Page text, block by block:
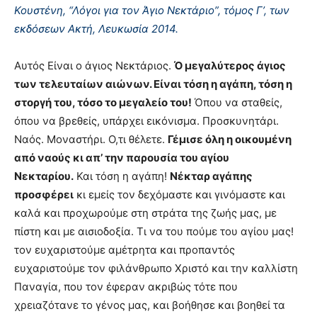
Κουστένη, “Λόγοι για τον Άγιο Νεκτάριο”, τόμος Γ’, των
εκδόσεων Ακτή, Λευκωσία 2014.
Αυτός Είναι ο άγιος Νεκτάριος. Ό μεγαλύτερος άγιος
των τελευταίων αιώνων. Είναι τόση η αγάπη, τόση η
στοργή του, τόσο το μεγαλείο του! Όπου να σταθείς,
όπου να βρεθείς, υπάρχει εικόνισμα. Προσκυνητάρι.
Ναός. Μοναστήρι. Ο,τι θέλετε. Γέμισε όλη η οικουμένη
από ναούς κι απ’ την παρουσία του αγίου
Νεκταρίου. Και τόση η αγάπη! Νέκταρ αγάπης
προσφέρει κι εμείς τον δεχόμαστε και γινόμαστε και
καλά και προχωρούμε στη στράτα της ζωής μας, με
πίστη και με αισιοδοξία. Τι να του πούμε του αγίου μας!
τον ευχαριστούμε αμέτρητα και προπαντός
ευχαριστούμε τον φιλάνθρωπο Χριστό και την καλλίστη
Παναγία, που τον έφεραν ακριβώς τότε που
χρειαζότανε το γένος μας, και βοήθησε και βοηθεί τα